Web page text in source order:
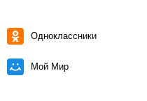
Одноклассники
Мой Мир